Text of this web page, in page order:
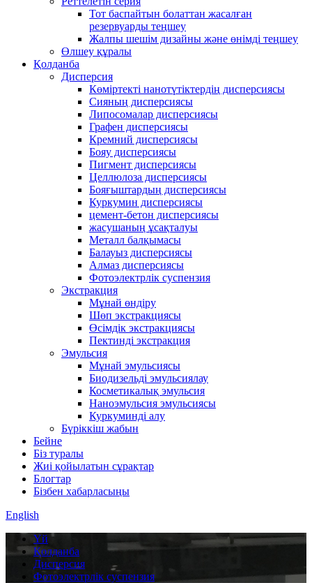
Тот баспайтын болаттан жасалған
резервуарды теңшеу
Жалпы шешім дизайны және өнімді теңшеу
Өлшеу құралы
Қолданба
Дисперсия
Көміртекті нанотүтіктердің дисперсиясы
Сияның дисперсиясы
Липосомалар дисперсиясы
Графен дисперсиясы
Кремний дисперсиясы
Бояу дисперсиясы
Пигмент дисперсиясы
Целлюлоза дисперсиясы
Бояғыштардың дисперсиясы
Куркумин дисперсиясы
цемент-бетон дисперсиясы
жасушаның ұсақталуы
Металл балқымасы
Балауыз дисперсиясы
Алмаз дисперсиясы
Фотоэлектрлік суспензия
Экстракция
Мұнай өндіру
Шөп экстракциясы
Өсімдік экстракциясы
Пектинді экстракция
Эмульсия
Мұнай эмульсиясы
Биодизельді эмульсиялау
Косметикалық эмульсия
Наноэмульсия эмульсиясы
Куркуминді алу
Бүріккіш жабын
Бейне
Біз туралы
Жиі қойылатын сұрақтар
Блогтар
Бізбен хабарласыңы
English
Үй
Қолданба
Дисперсия
Фотоэлектрлік суспензия